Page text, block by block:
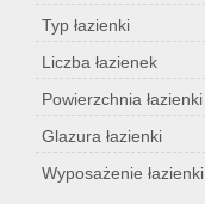
Typ łazienki
Liczba łazienek
Powierzchnia łazienki
Glazura łazienki
Wyposażenie łazienki